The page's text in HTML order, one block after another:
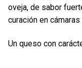
oveja, de sabor
curación en
Un queso con